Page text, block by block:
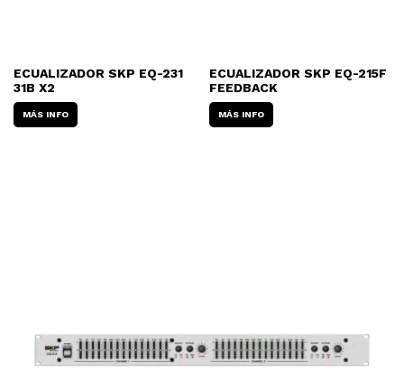
ECUALIZADOR SKP EQ-231
31B X2
MÁS INFO
ECUALIZADOR SKP EQ-215F
FEEDBACK
MÁS INFO